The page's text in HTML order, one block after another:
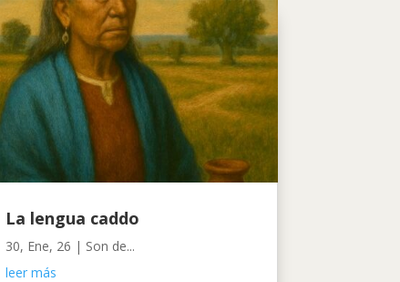
La lengua caddo
30, Ene, 26 | Son de...
leer más